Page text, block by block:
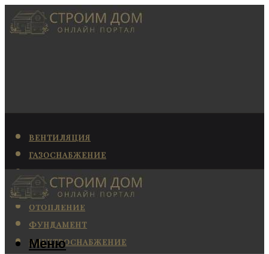
ВЕНТИЛЯЦИЯ
ГАЗОСНАБЖЕНИЕ
КАНАЛИЗАЦИЯ
КОНДИЦИОНИРОВАНИЕ
ОТОПЛЕНИЕ
ФУНДАМЕНТ
ЭЛЕКТРОСНАБЖЕНИЕ
Меню